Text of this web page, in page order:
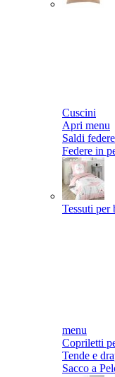
Cuscini
Apri menu
Saldi
Federe in
Tessuti per
menu
Copriletti
Tende e
Sacco a